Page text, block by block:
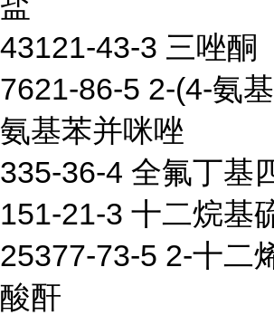
43121-43-3 三唑酮
7621-86-5 2-(4-氨
氨基苯并咪唑
335-36-4 全氟丁基
151-21-3 十二烷基
25377-73-5 2-十二
酸酐